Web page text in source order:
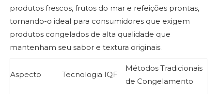
produtos frescos, frutos do mar e refeições prontas,
tornando-o ideal para consumidores que exigem
produtos congelados de alta qualidade que
mantenham seu sabor e textura originais.
Aspecto Tecnologia IQF
Métodos Tradicionais
de Congelamento